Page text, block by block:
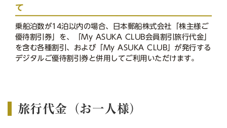
て
乗船泊数が14泊以内の場合、日本郵船株式会社「株主様ご
優待割引券」を、「My ASUKA CLUB会員割引旅行代金」
を含む各種割引、および「My ASUKA CLUB」が発行する
デジタルご優待割引券と併用してご利用いただけます。
旅行代金（お一人様）